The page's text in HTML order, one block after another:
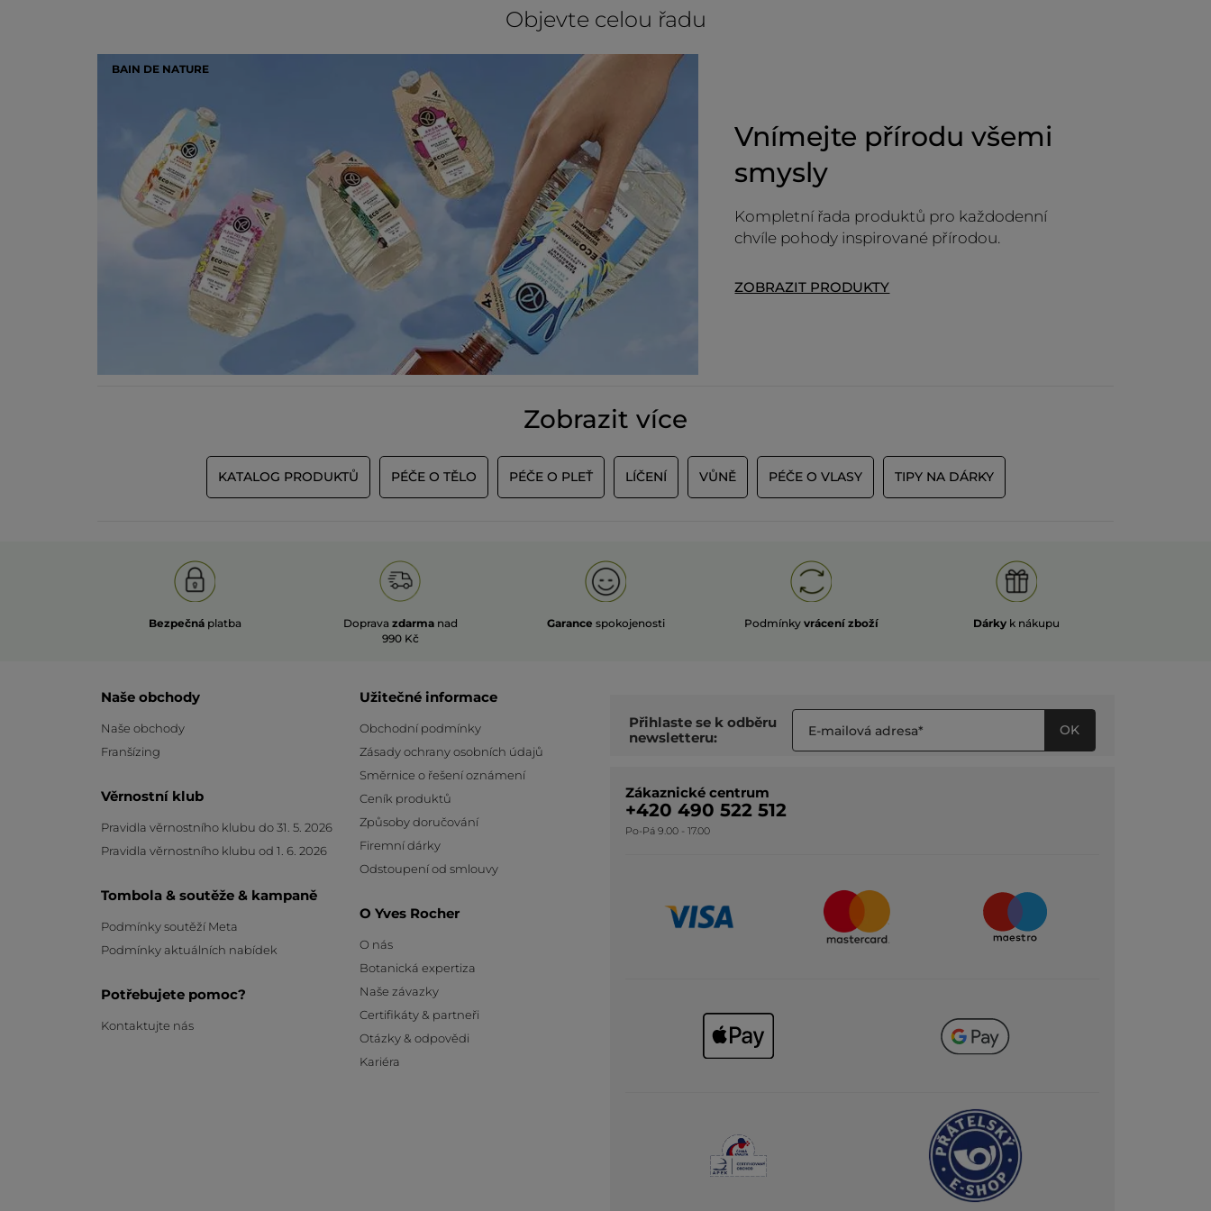
Objevte celou řadu
BAIN DE NATURE
Vnímejte přírodu všemi
smysly
Kompletní řada produktů pro každodenní
chvíle pohody inspirované přírodou.
ZOBRAZIT PRODUKTY
Zobrazit více
KATALOG PRODUKTŮ PÉČE O TĚLO PÉČE O PLEŤ LÍČENÍ VŮNĚ PÉČE O VLASY TIPY NA DÁRKY
Bezpečná platba Doprava zdarma nad
990 Kč
Garance spokojenosti Podmínky vrácení zboží Dárky k nákupu
Naše obchody
Naše obchody
Franšízing
Věrnostní klub
Pravidla věrnostního klubu do 31. 5. 2026
Pravidla věrnostního klubu od 1. 6. 2026
Tombola & soutěže & kampaně
Podmínky soutěží Meta
Podmínky aktuálních nabídek
Potřebujete pomoc?
Kontaktujte nás
Užitečné informace
Obchodní podmínky
Zásady ochrany osobních údajů
Směrnice o řešení oznámení
Ceník produktů
Způsoby doručování
Firemní dárky
Odstoupení od smlouvy
O Yves Rocher
O nás
Botanická expertiza
Naše závazky
Certifikáty & partneři
Otázky & odpovědi
Kariéra
Přihlaste se k odběru
newsletteru:
OK
Zákaznické centrum
+420 490 522 512
Po-Pá 9.00 - 17.00